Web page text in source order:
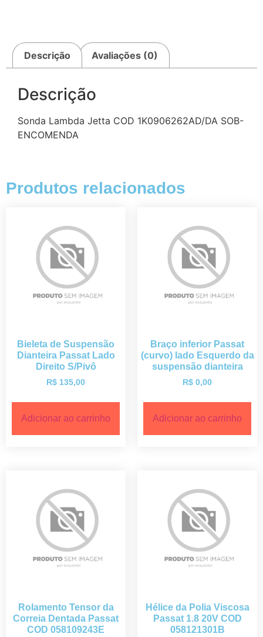
Descrição Avaliações (0)
Descrição
Sonda Lambda Jetta COD 1K0906262AD/DA SOB-
ENCOMENDA
Produtos relacionados
Bieleta de Suspensão
Dianteira Passat Lado
Direito S/Pivô
R$ 135,00
Adicionar ao carrinho
Braço inferior Passat
(curvo) lado Esquerdo da
suspensão dianteira
R$ 0,00
Adicionar ao carrinho
Rolamento Tensor da
Correia Dentada Passat
COD 058109243E
Hélice da Polia Viscosa
Passat 1.8 20V COD
058121301B